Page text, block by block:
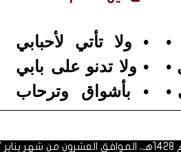
•
• ولا تأتي لأحبابي
•
• ولا تدنو على بابي
•
• بأشواق وترحاب